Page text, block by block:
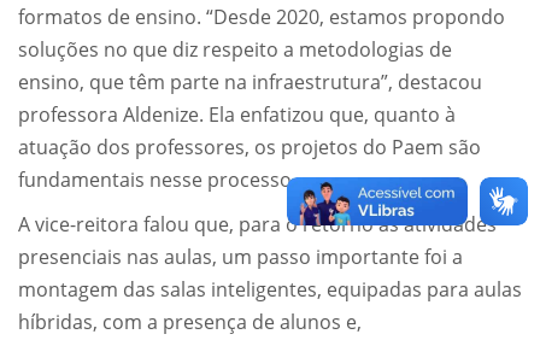
formatos de ensino. “Desde 2020, estamos propondo
soluções no que diz respeito a metodologias de
ensino, que têm parte na infraestrutura”, destacou
professora Aldenize. Ela enfatizou que, quanto à
atuação dos professores, os projetos do Paem são
fundamentais nesse processo.
A vice-reitora falou que, para o retorno às atividades
presenciais nas aulas, um passo importante foi a
montagem das salas inteligentes, equipadas para aulas
híbridas, com a presença de alunos e,